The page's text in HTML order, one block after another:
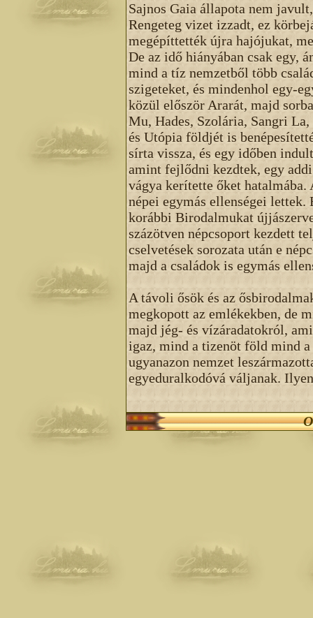
Sajnos Gaia állapota nem
Rengeteg vizet izzadt, ez
megépíttették újra hajójukat,
De az idő hiányában csak egy,
mind a tíz nemzetből több
szigeteket, és mindenhol egy-
közül először Ararát, majd
Mu, Hades, Szolária, Sangri
és Utópia földjét is
sírta vissza, és egy időben
amint fejlődni kezdtek, egy
vágya kerítette őket
népei egymás ellenségei
korábbi Birodalmukat
százötven népcsoport kezdett
cselvetések sorozata után e
majd a családok is egymás
A távoli ősök és az
megkopott az emlékekben, de
majd jég- és vízáradatokról,
igaz, mind a tizenöt föld mind
ugyanazon nemzet
egyeduralkodóvá váljanak.